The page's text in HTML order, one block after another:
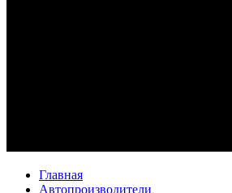
Главная
Автопроизводители